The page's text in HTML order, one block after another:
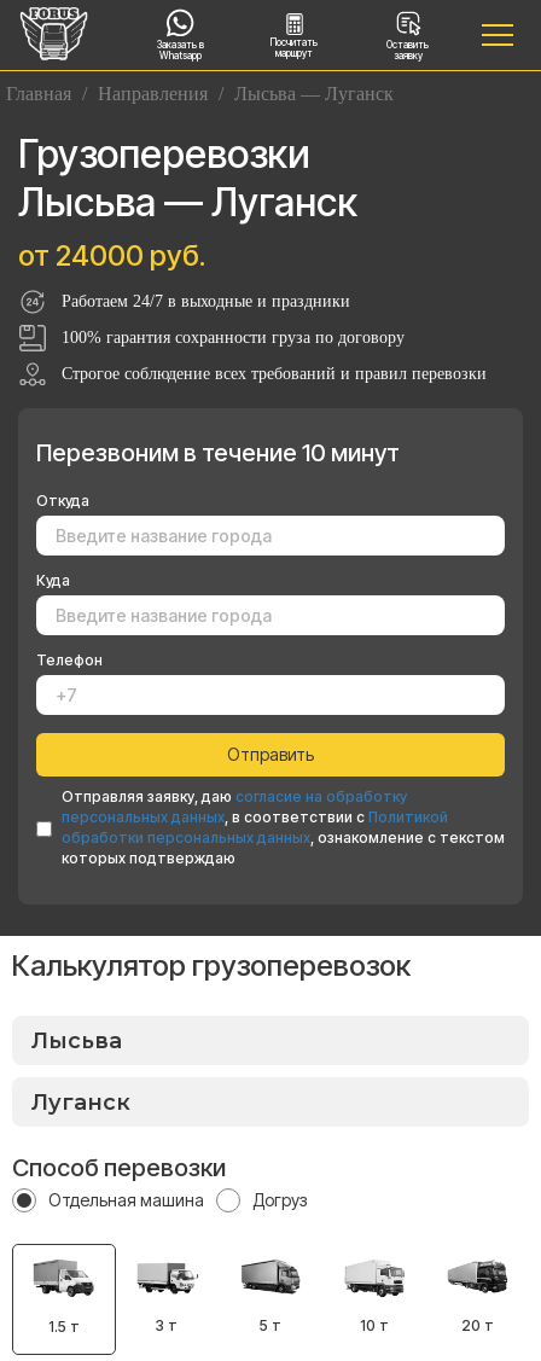
Заказать в
Whatsapp
Посчитать
маршрут
Оставить
заявку
Главная / Направления / Лысьва — Луганск
Грузоперевозки
Лысьва — Луганск
от 24000 руб.
Работаем 24/7 в выходные и праздники
100% гарантия сохранности груза по договору
Строгое соблюдение всех требований и правил перевозки
Перезвоним в течение 10 минут
Откуда
Куда
Телефон
Отправляя заявку, даю согласие на обработку
персональных данных, в соответствии с Политикой
обработки персональных данных, ознакомление с текстом
которых подтверждаю
Калькулятор грузоперевозок
Способ перевозки
Отдельная машина Догруз
1.5 т 3 т 5 т 10 т 20 т